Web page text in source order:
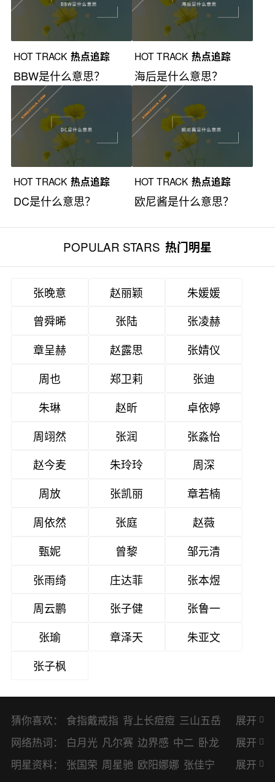
HOT TRACK 热点追踪
BBW是什么意思？
HOT TRACK 热点追踪
海后是什么意思？
HOT TRACK 热点追踪
DC是什么意思？
HOT TRACK 热点追踪
欧尼酱是什么意思？
POPULAR STARS 热门明星
张晚意 赵丽颖
朱媛媛
曾舜晞
张陆
张凌赫
章呈赫
赵露思
张婧仪
周也
郑卫莉
张迪
朱琳
赵昕
卓依婷
周翊然
张润
张淼怡
赵今麦
朱玲玲
周深
周放
张凯丽
章若楠
周依然
张庭
赵薇
甄妮
曾黎
邹元清
张雨绮
庄达菲
张本煜
周云鹏
张子健
张鲁一
张瑜
章泽天
朱亚文
张子枫
猜你喜欢： 食指戴戒指 背上长痘痘 三山五岳
避暑胜地
展开
网络热词：
白月光 凡尔赛 边界感 中二 卧龙
凤雏 二次元 KPI EMO CP BUG
展开
明星资料：
张国荣 周星驰 欧阳娜娜 张佳宁
展开